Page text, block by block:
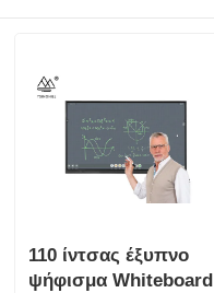
110 ίντσας έξυπνο
ψήφισμα Whiteboard